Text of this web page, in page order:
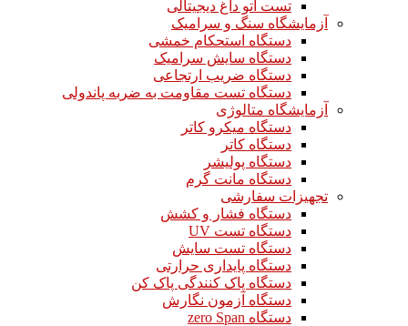
تست اتو داغ دیجیتالی
آزمایشگاه سنگ و سرامیک
دستگاه استحکام خمشی
دستگاه سایش سرامیک
دستگاه ضریب ارتجاعی
دستگاه تست مقاومت به ضربه پاندولی
آزمایشگاه متالوژی
دستگاه میکرو کاتر
دستگاه کاتر
دستگاه پولیشر
دستگاه مانت گرم
تجهیزات سفارشی
دستگاه فشار و کشش
دستگاه تست UV
دستگاه تست سایش
دستگاه پایداری حرارتی
دستگاه پاک کنندگی پاک کن
دستگاه آزمون نگارش
دستگاه zero Span